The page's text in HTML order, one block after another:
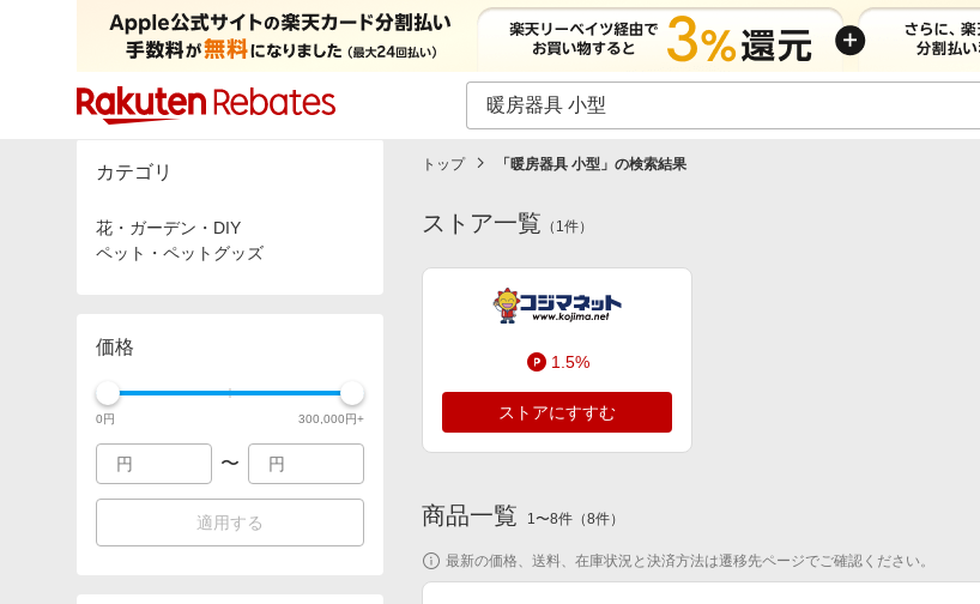
カテゴリー一覧 イベント一覧 ショッピング
カテゴリ
花・ガーデン・DIY
ペット・ペットグッズ
価格
0円 300,000円+
〜
適用する
トップ 「 暖房器具 小型 」の検索結果
ストア一覧 （ 1件）
1.5%
ストアにすすむ
商品一覧 1〜8件 （8件）
最新の価格、送料、在庫状況と決済方法は遷移先ページでご確認ください。